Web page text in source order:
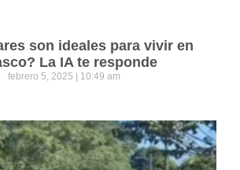
son ideales para vivir en
La IA te responde
febrero 5, 2025 10:49 am